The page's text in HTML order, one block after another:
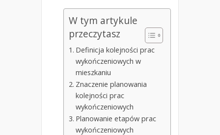
W tym artykule
przeczytasz
Definicja kolejności prac
wykończeniowych w
mieszkaniu
Znaczenie planowania
kolejności prac
wykończeniowych
Planowanie etapów prac
wykończeniowych